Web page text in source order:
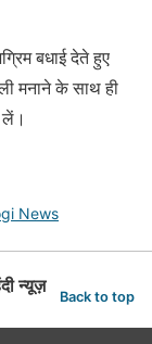
बधाई देते हुए
मनाने के साथ ही
लें।
News
न्यूज़ Back to top